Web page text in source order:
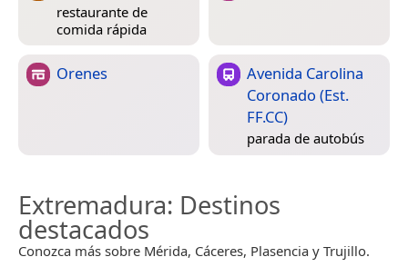
restaurante de
comida rápida
Orenes
Avenida Carolina
Coronado (Est.
FF.CC)
parada de autobús
Extremadura: Destinos
destacados
Conozca más sobre Mérida, Cáceres, Plasencia y Trujillo.